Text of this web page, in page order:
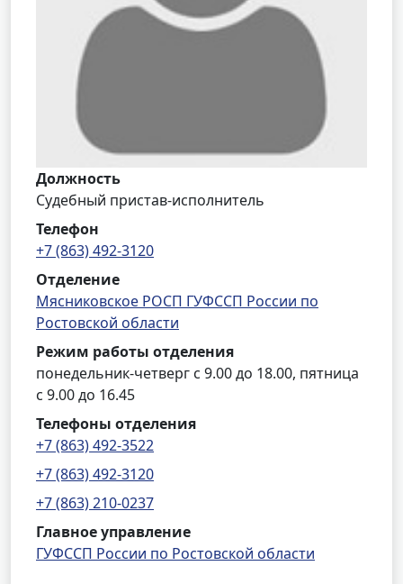
Должность
Судебный пристав-исполнитель
Телефон
+7 (863) 492-3120
Отделение
Мясниковское РОСП ГУФССП России по
Ростовской области
Режим работы отделения
понедельник-четверг с 9.00 до 18.00, пятница
с 9.00 до 16.45
Телефоны отделения
+7 (863) 492-3522
+7 (863) 492-3120
+7 (863) 210-0237
Главное управление
ГУФССП России по Ростовской области